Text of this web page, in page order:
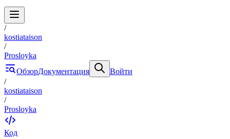
/
kostiataison
/
Prosloyka
ОбзорДокументация
Войти
/
kostiataison
/
Prosloyka
Код